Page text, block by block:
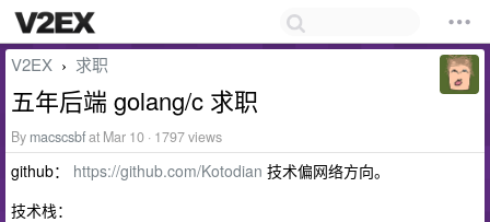
V2EX › 求职
五年后端 golang/c 求职
By macscsbfat Mar 10 · 1797 views
github： https://github.com/Kotodian 技术偏网络方向。
技术栈：